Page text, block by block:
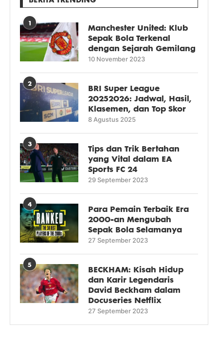
1
Manchester United: Klub
Sepak Bola Terkenal
dengan Sejarah Gemilang
10 November 2023
2
BRI Super League
20252026: Jadwal, Hasil,
Klasemen, dan Top Skor
8 Agustus 2025
3
Tips dan Trik Bertahan
yang Vital dalam EA
Sports FC 24
29 September 2023
4
Para Pemain Terbaik Era
2000-an Mengubah
Sepak Bola Selamanya
27 September 2023
5
BECKHAM: Kisah Hidup
dan Karir Legendaris
David Beckham dalam
Docuseries Netflix
27 September 2023